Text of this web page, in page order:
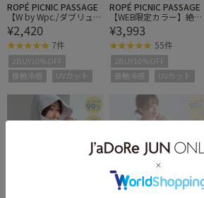
ROPÉ PICNIC PASSAGE
【W by Wpc./ダブリュ
バイ ダブリュピーシー】
UVカット接触冷感親指付
きアームカバー
¥2,420
7件
2BUY10%OFF
接触冷感
UVカット
ROPÉ PICNIC PASSAGE
【WEB限定カラー】絶対
焼けたくないUVパーカ
ー/UVカット・接触冷感
¥3,993
55件
2BUY10%OFF
接触冷感
UVカット